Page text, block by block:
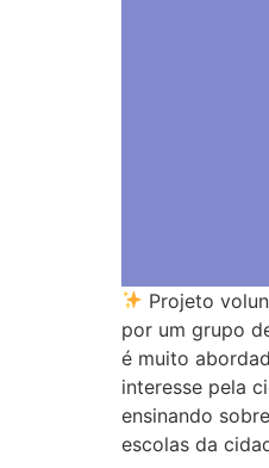
Projeto
por um grupo
é muito
interesse pela
ensinando
escolas da